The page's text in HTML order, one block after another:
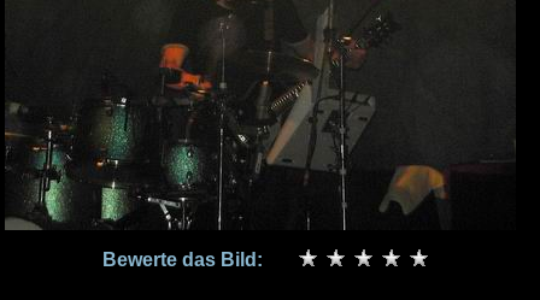
Bewerte das Bild: